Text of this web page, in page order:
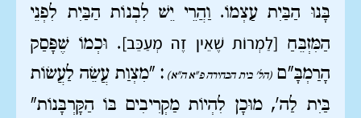
בָּנוּ הַבַּיִת עַצְמוֹ. וַהֲרֵי יֵשׁ לִבְנוֹת הַבַּיִת לִפְנֵי
הַמִּזְבֵּחַ [לַמְרוֹת שֶׁאֵין זֶה מְעַכֵּב]. וּכְמוֹ שֶׁפָּסַק
הָרַמְבָּ"ם (הל' בית הבחירה פ"א ה"א) : "מִצְוַת עֲשֵׂה לַעֲשׂוֹת
בַּיִת לַה', מוּכָן לִהְיוֹת מַקְרִיבִים בּוֹ הַקָּרְבָּנוֹת"